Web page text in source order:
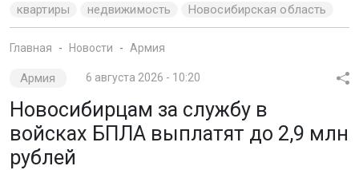
квартиры недвижимость Новосибирская область
Главная Новости Армия
Армия 6 августа 2026 - 10:20
Новосибирцам за службу в
войсках БПЛА выплатят до 2,9 млн
рублей